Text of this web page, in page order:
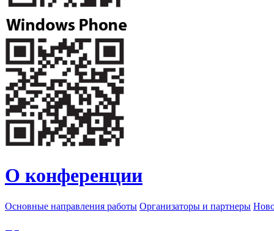
О конференции
Основные направления работы Организаторы и партнеры